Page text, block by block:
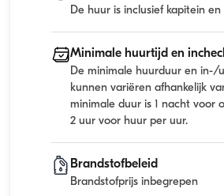
De huur is inclusief kapitein
Minimale huurtijd en
De minimale huurduur en in-/
kunnen variëren afhankelijk
minimale duur is 1 nacht voor
2 uur voor huur per uur.
Brandstofbeleid
Brandstofprijs inbegrepen